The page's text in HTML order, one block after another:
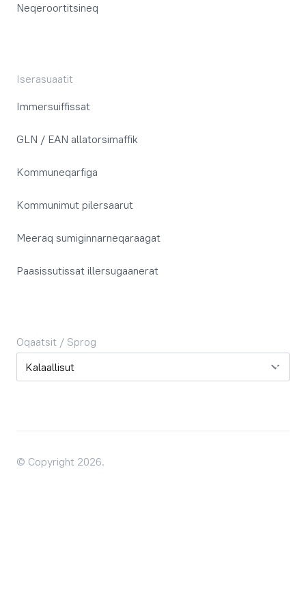
Neqeroortitsineq
Iserasuaatit
Immersuiffissat
GLN / EAN allatorsimaffik
Kommuneqarfiga
Kommunimut pilersaarut
Meeraq sumiginnarneqaraagat
Paasissutissat illersugaanerat
Oqaatsit / Sprog
Oqaatsit / Sprog
© Copyright 2026.